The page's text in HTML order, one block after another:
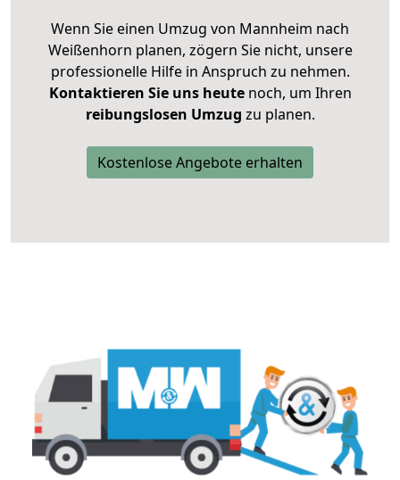
Wenn Sie einen Umzug von Mannheim nach
Weißenhorn planen, zögern Sie nicht, unsere
professionelle Hilfe in Anspruch zu nehmen.
Kontaktieren Sie uns heutenoch, um Ihren
reibungslosen Umzug zu planen.
Kostenlose Angebote erhalten